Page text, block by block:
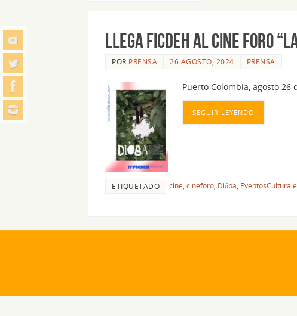
LLEGA FICDEH AL CINE FORO
POR PRENSA 26 AGOSTO, 2024 PRENSA
Puerto Colombia, agosto 26
SEGUIR LEYENDO
ETIQUETADO cine cineforo Dióba